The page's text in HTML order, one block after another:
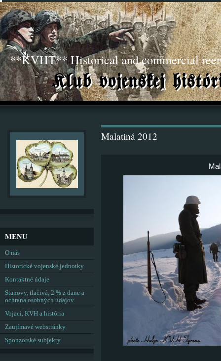
**KVHT** Historical and commercial
Malatiná 2012
MENU
O nás
Historické vojenské jednotky
Kontaktné údaje
Stanovy, tlačivá, 2 % z dane a
ochrana osobných údajov
Vojaci, KVH a história
Zaujímavé webstránky
Sponzorské subjekty